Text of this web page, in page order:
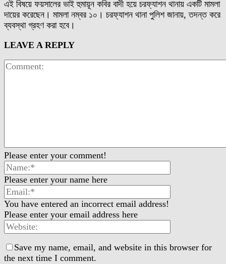
এই বিষয়ে ফয়সালের ভাই হুমায়ূন কবির বাদী হয়ে চরফ্যাশন থানায় একটি মামলা
দায়ের করেছেন। মামলা নম্বর ১০। চরফ্যাশন থানা পুলিশ জানায়, তদন্ত করে
ব্যবস্থা গ্রহণ করা হবে।
LEAVE A REPLY
Please enter your comment!
Please enter your name here
You have entered an incorrect email address!
Please enter your email address here
Save my name, email, and website in this browser for
the next time I comment.